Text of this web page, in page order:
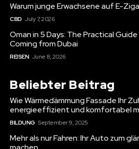
Warum junge Erwachsene auf E-
CBD July 7, 2026
Oman in 5 Days: The Practical
Coming from Dubai
REISEN June 8, 2026
Beliebter Beitrag
Wie Wärmedämmung Fassade Ihr
energieeffizient und komfortabel
BILDUNG September 9, 2025
Mehr als nur Fahren: Ihr Auto zum